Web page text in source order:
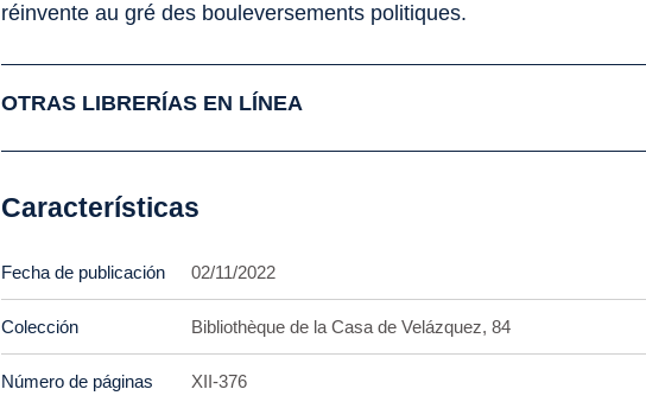
réinvente au gré des bouleversements politiques.
OTRAS LIBRERÍAS EN LÍNEA
Características
Fecha de publicación 02/11/2022
Colección Bibliothèque de la Casa de Velázquez, 84
Número de páginas XII-376